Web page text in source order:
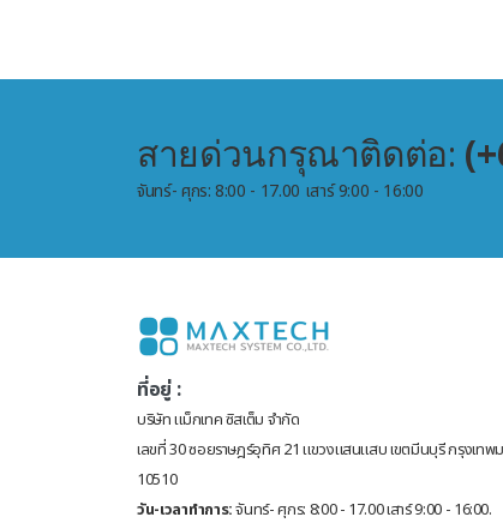
สายด่วนกรุณาติดต่อ:
จันทร์- ศุกร: 8:00 - 17.00 เสาร์ 9:00 - 16:00
ที่อยู่ :
บริษัท แม็กเทค ซิสเต็ม จำกัด
เลขที่ 30 ซอยราษฎร์อุทิศ 21 แขวงแสนแสบ เขตมีนบุรี กรุงเทพ
10510
วัน-เวลาทำการ:จันทร์- ศุกร: 8:00 - 17.00 เสาร์ 9:00 - 16:00.